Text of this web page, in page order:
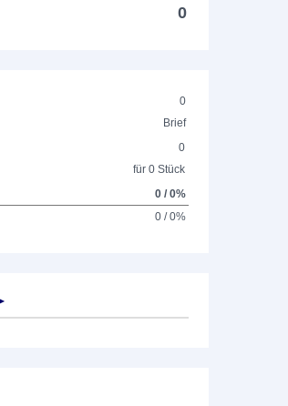
0
0
Brief
0
für 0 Stück
0 / 0%
0 / 0%